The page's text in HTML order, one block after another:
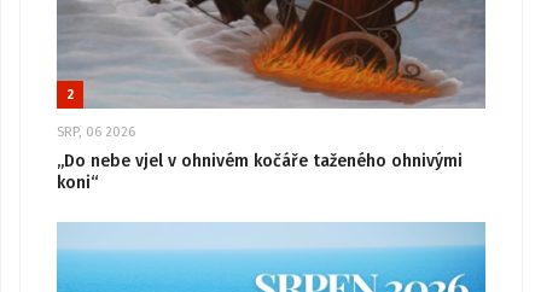
2
SRP, 06 2026
„Do nebe vjel v ohnivém kočáře taženého ohnivými
koni“